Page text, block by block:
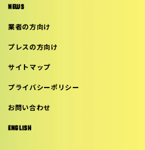
NEWS
業者の方向け
プレスの方向け
サイトマップ
プライバシーポリシー
お問い合わせ
ENGLISH